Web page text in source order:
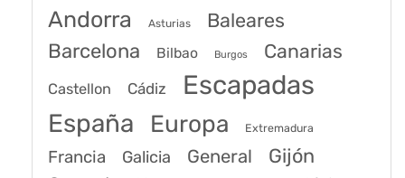
Andorra Asturias Baleares
Barcelona Bilbao Burgos Canarias
Castellon Cádiz Escapadas
España Europa Extremadura
Francia Galicia General Gijón